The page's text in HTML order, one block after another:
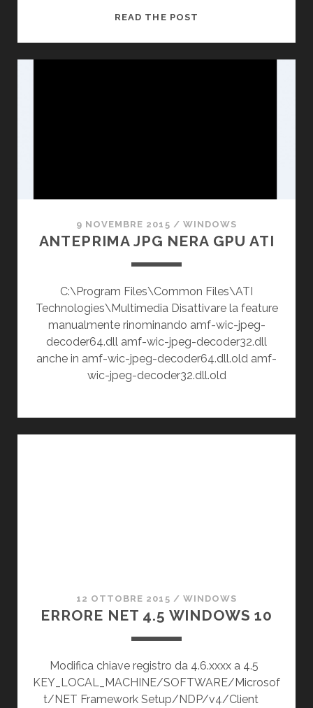
READ THE POST
9 NOVEMBRE 2015 / WINDOWS
ANTEPRIMA JPG NERA GPU ATI
C:\Program Files\Common Files\ATI
Technologies\Multimedia Disattivare la feature
manualmente rinominando amf-wic-jpeg-
decoder64.dll amf-wic-jpeg-decoder32.dll
anche in amf-wic-jpeg-decoder64.dll.old amf-
wic-jpeg-decoder32.dll.old
12 OTTOBRE 2015 / WINDOWS
ERRORE NET 4.5 WINDOWS 10
Modifica chiave registro da 4.6.xxxx a 4.5
KEY_LOCAL_MACHINE/SOFTWARE/Microsof
t/NET Framework Setup/NDP/v4/Client